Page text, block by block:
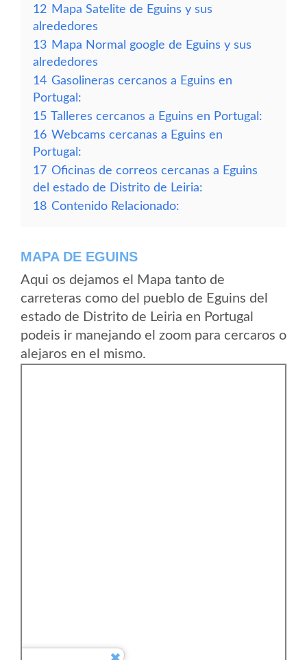
12 Mapa Satelite de Eguins y sus
alrededores
13 Mapa Normal google de Eguins y sus
alrededores
14 Gasolineras cercanos a Eguins en
Portugal:
15 Talleres cercanos a Eguins en Portugal:
16 Webcams cercanas a Eguins en
Portugal:
17 Oficinas de correos cercanas a Eguins
del estado de Distrito de Leiria:
18 Contenido Relacionado:
MAPA DE EGUINS
Aqui os dejamos el Mapa tanto de
carreteras como del pueblo de Eguins del
estado de Distrito de Leiria en Portugal
podeis ir manejando el zoom para cercaros o
alejaros en el mismo.